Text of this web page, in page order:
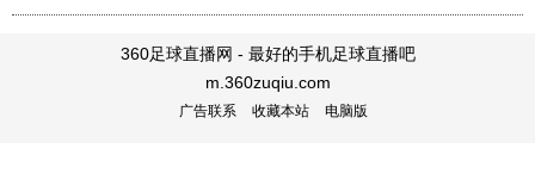
360足球直播网 - 最好的手机足球直播吧
m.360zuqiu.com
广告联系 收藏本站 电脑版